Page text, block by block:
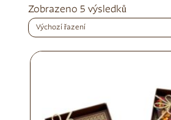
Zobrazeno 5 výsledků